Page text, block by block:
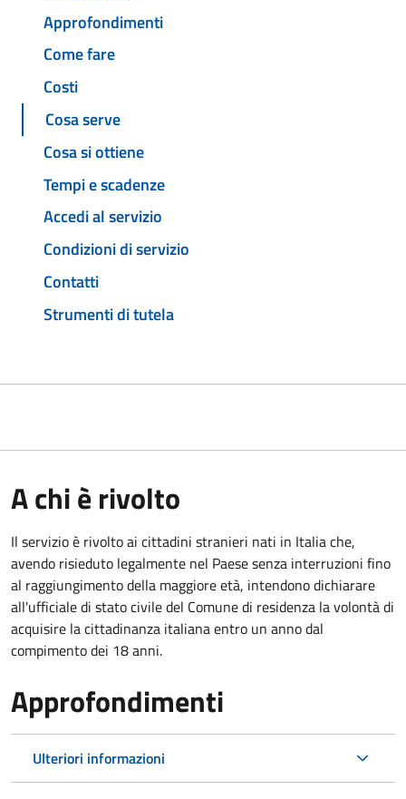
Approfondimenti
Come fare
Costi
Cosa serve
Cosa si ottiene
Tempi e scadenze
Accedi al servizio
Condizioni di servizio
Contatti
Strumenti di tutela
A chi è rivolto
Il servizio è rivolto ai cittadini stranieri nati in Italia che,
avendo risieduto legalmente nel Paese senza interruzioni fino
al raggiungimento della maggiore età, intendono dichiarare
all'ufficiale di stato civile del Comune di residenza la volontà di
acquisire la cittadinanza italiana entro un anno dal
compimento dei 18 anni.
Approfondimenti
Ulteriori informazioni